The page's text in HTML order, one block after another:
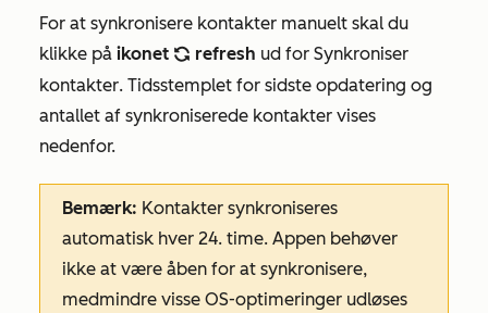
For at synkronisere kontakter manuelt skal du
klikke på ikonet refresh refresh ud for Synkroniser
kontakter. Tidsstemplet for sidste opdatering og
antallet af synkroniserede kontakter vises
nedenfor.
Bemærk: Kontakter synkroniseres
automatisk hver 24. time. Appen behøver
ikke at være åben for at synkronisere,
medmindre visse OS-optimeringer udløses